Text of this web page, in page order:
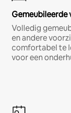
Gemeubileerde
Volledig
en andere
comfortabel te
voor een